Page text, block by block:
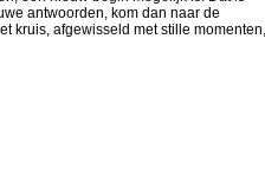
antwoorden, kom dan naar de
kruis, afgewisseld met stille momenten,